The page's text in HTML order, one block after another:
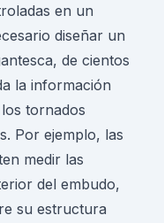
en un
diseñar un
de cientos
la información
tornados
Por ejemplo, las
medir las
del embudo,
su estructura